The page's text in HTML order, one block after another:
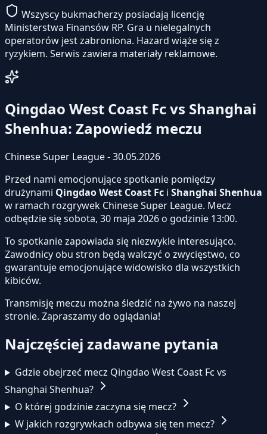
Wszyscy bukmacherzy posiadają licencję
Ministerstwa Finansów RP. Gra u nielegalnych
operatorów jest zabroniona. Hazard wiąże się z
ryzykiem. Serwis zawiera materiały reklamowe.
Qingdao West Coast Fc vs Shanghai
Shenhua: Zapowiedź meczu
Chinese Super League - 30.05.2026
Przed nami emocjonujące spotkanie pomiędzy
drużynami Qingdao West Coast Fc i Shanghai Shenhua
w ramach rozgrywek Chinese Super League. Mecz
odbędzie się sobota, 30 maja 2026 o godzinie 13:00.
To spotkanie zapowiada się niezwykle interesująco.
Zawodnicy obu stron będą walczyć o zwycięstwo, co
gwarantuje emocjonujące widowisko dla wszystkich
kibiców.
Transmisję meczu można śledzić na żywo na naszej
stronie. Zapraszamy do oglądania!
Najczęściej zadawane pytania
Gdzie obejrzeć mecz Qingdao West Coast Fc vs
Shanghai Shenhua?
O której godzinie zaczyna się mecz?
W jakich rozgrywkach odbywa się ten mecz?